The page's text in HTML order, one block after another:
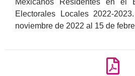
Mexicanos Residentes en el
Electorales Locales 2022-
noviembre de 2022 al 15 de